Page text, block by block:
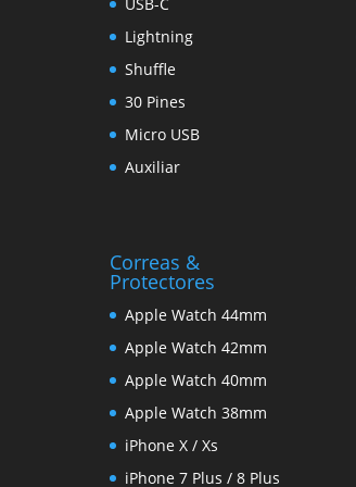
USB-C
Lightning
Shuffle
30 Pines
Micro USB
Auxiliar
Correas &
Protectores
Apple Watch 44mm
Apple Watch 42mm
Apple Watch 40mm
Apple Watch 38mm
iPhone X / Xs
iPhone 7 Plus / 8 Plus